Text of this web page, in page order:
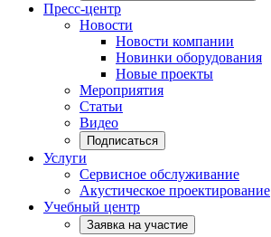
Пресс-центр
Новости
Новости компании
Новинки оборудования
Новые проекты
Мероприятия
Статьи
Видео
Подписаться
Услуги
Сервисное обслуживание
Акустическое проектирование
Учебный центр
Заявка на участие